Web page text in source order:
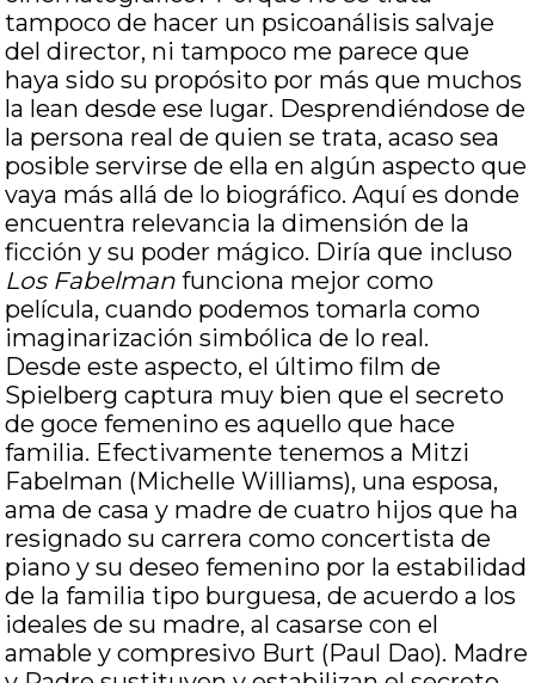
tampoco de hacer un psicoanálisis salvaje
del director, ni tampoco me parece que
haya sido su propósito por más que muchos
la lean desde ese lugar. Desprendiéndose de
la persona real de quien se trata, acaso sea
posible servirse de ella en algún aspecto que
vaya más allá de lo biográfico. Aquí es donde
encuentra relevancia la dimensión de la
ficción y su poder mágico. Diría que incluso
Los Fabelman funciona mejor como
película, cuando podemos tomarla como
imaginarización simbólica de lo real.
Desde este aspecto, el último film de
Spielberg captura muy bien que el secreto
de goce femenino es aquello que hace
familia. Efectivamente tenemos a Mitzi
Fabelman (Michelle Williams), una esposa,
ama de casa y madre de cuatro hijos que ha
resignado su carrera como concertista de
piano y su deseo femenino por la estabilidad
de la familia tipo burguesa, de acuerdo a los
ideales de su madre, al casarse con el
amable y compresivo Burt (Paul Dao). Madre